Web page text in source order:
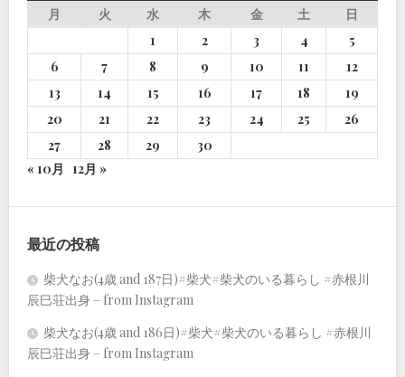
月
火 水 木 金 土
日
1
2 3 4
5
6
7 8 9 10 11
12
13
14 15 16 17 18
19
20
21 22 23 24 25
26
27
28 29
30
« 10月 12月 »
最近の投稿
柴犬なお(4歳 and 187日)#柴犬#柴犬のいる暮らし #赤根川
辰巳荘出身 – from Instagram
柴犬なお(4歳 and 186日)#柴犬#柴犬のいる暮らし #赤根川
辰巳荘出身 – from Instagram